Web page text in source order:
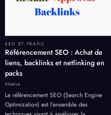
SEO ET TRAFIC
Référencement SEO : Achat de
liens, backlinks et netlinking en
packs
Maeva
Le référencement SEO (Search Engine
Optimization) est l’ensemble des